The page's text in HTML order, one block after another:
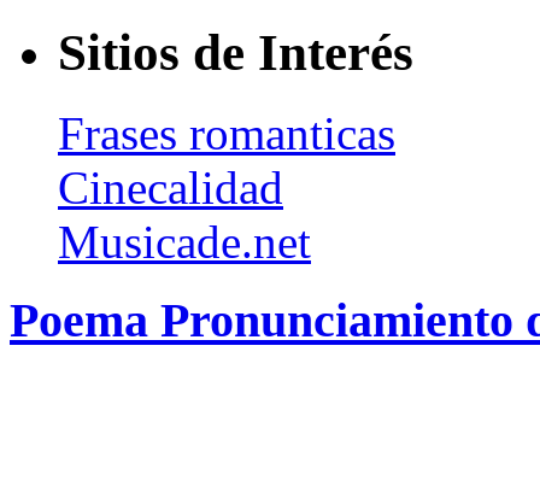
Sitios de Interés
Frases romanticas
Cinecalidad
Musicade.net
Poema Pronunciamiento